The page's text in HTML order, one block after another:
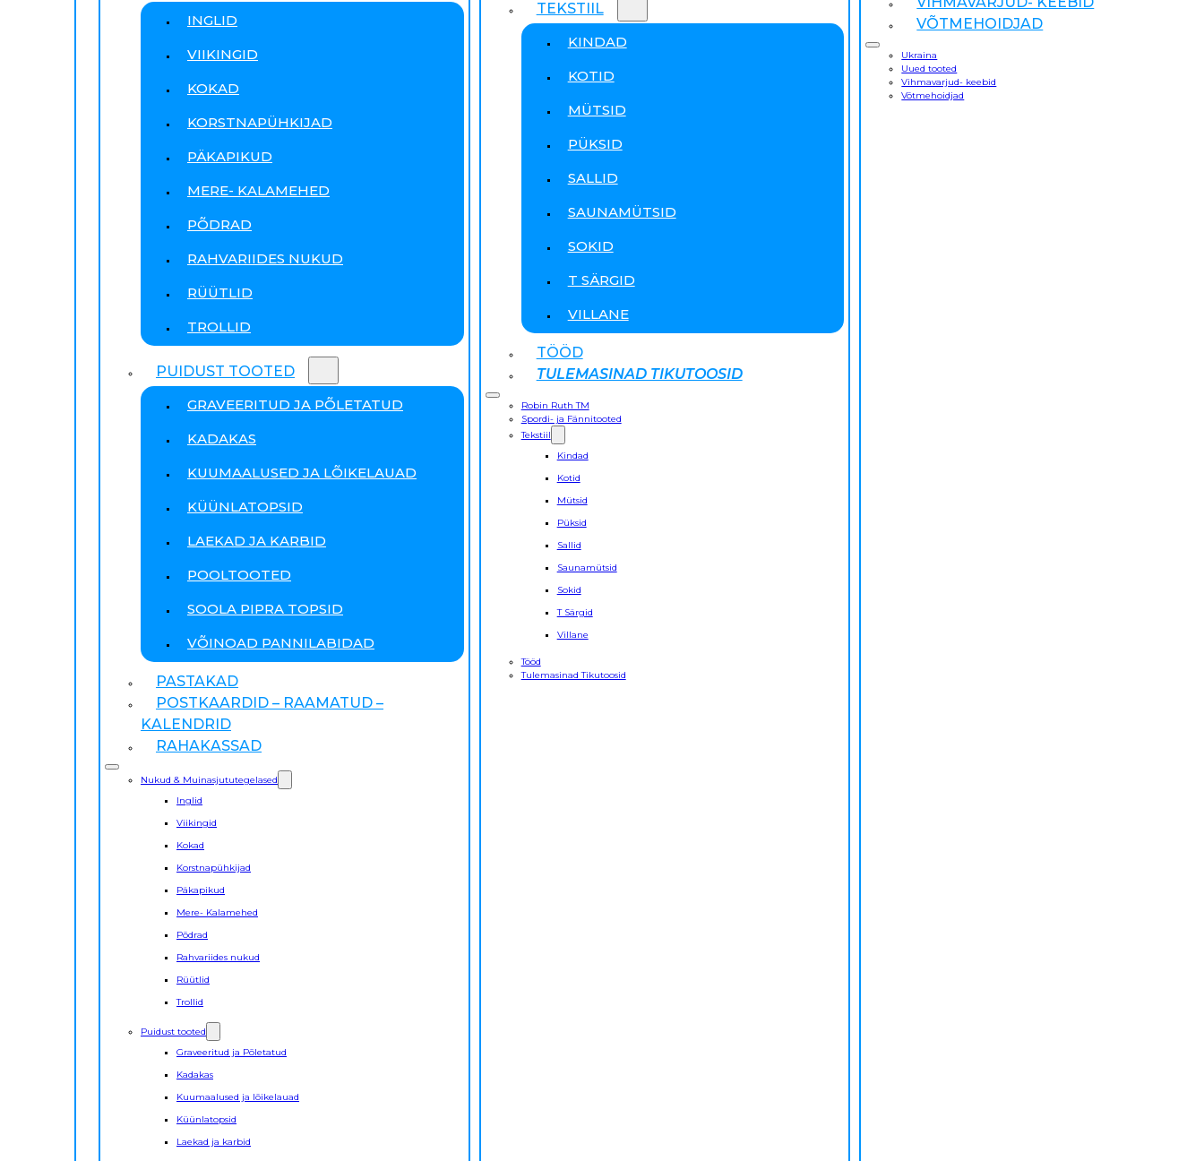
INGLID
VIIKINGID
KOKAD
KORSTNAPÜHKIJAD
PÄKAPIKUD
MERE- KALAMEHED
PÕDRAD
RAHVARIIDES NUKUD
RÜÜTLID
TROLLID
PUIDUST TOOTED
GRAVEERITUD JA PÕLETATUD
KADAKAS
KUUMAALUSED JA LÕIKELAUAD
KÜÜNLATOPSID
LAEKAD JA KARBID
POOLTOOTED
SOOLA PIPRA TOPSID
VÕINOAD PANNILABIDAD
PASTAKAD
POSTKAARDID – RAAMATUD –
KALENDRID
RAHAKASSAD
Nukud & Muinasjututegelased
Inglid
Viikingid
Kokad
Korstnapühkijad
Päkapikud
Mere- Kalamehed
Põdrad
Rahvariides nukud
Rüütlid
Trollid
Puidust tooted
Graveeritud ja Põletatud
Kadakas
Kuumaalused ja lõikelauad
Küünlatopsid
Laekad ja karbid
TEKSTIIL
KINDAD
KOTID
MÜTSID
PÜKSID
SALLID
SAUNAMÜTSID
SOKID
T SÄRGID
VILLANE
TÖÖD
TULEMASINAD TIKUTOOSID
Robin Ruth TM
Spordi- ja Fännitooted
Tekstiil
Kindad
Kotid
Mütsid
Püksid
Sallid
Saunamütsid
Sokid
T Särgid
Villane
Tööd
Tulemasinad Tikutoosid
VÕTMEHOIDJAD
Ukraina
Uued tooted
Vihmavarjud- keebid
Võtmehoidjad